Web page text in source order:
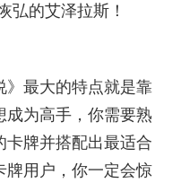
弘的艾泽拉斯！
》最大的特点就是靠
成为高手，你需要熟
卡牌并搭配出最适合
牌用户，你一定会惊